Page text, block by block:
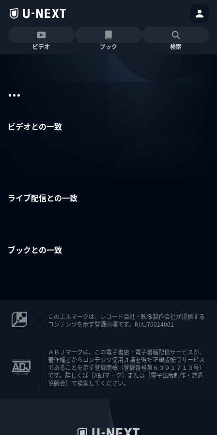
ビデオ ブック 検索
...
ビデオとの一致
ライブ配信との一致
ブックとの一致
このエルマークは、レコード会社・映像製作会社が提供する
コンテンツを示す登録商標です。RIAJ70024001
ＡＢＪマークは、この電子書店・電子書籍配信サービスが、
著作権者からコンテンツ使用許諾を得た正規版配信サービス
であることを示す登録商標（登録番号第６０９１７１３号）
です。詳しくは［ABJマーク］または［電子出版制作・流通
協議会］で検索してください。